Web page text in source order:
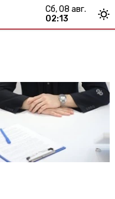
сб, 08 авг.
02:13